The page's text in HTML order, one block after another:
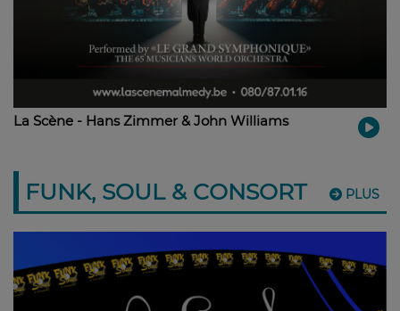
La Scène - Hans Zimmer & John Williams
PLUS
FUNK, SOUL & CONSORT